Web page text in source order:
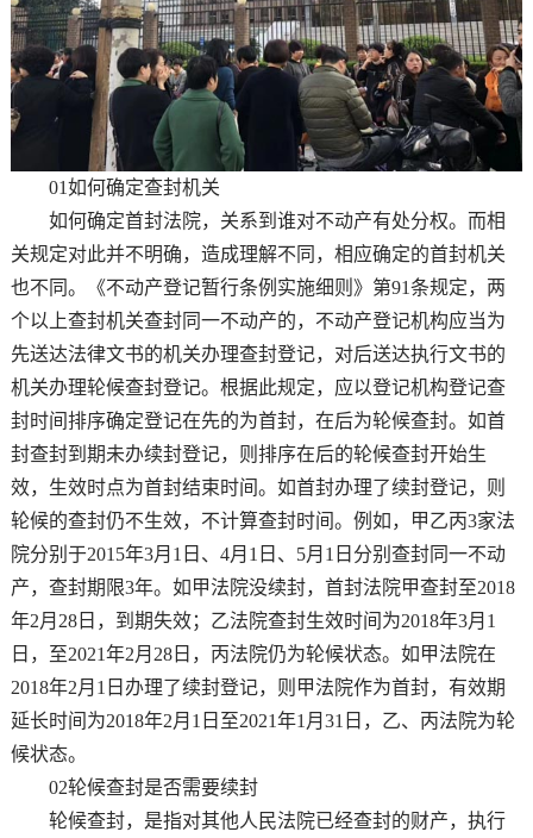
01如何确定查封机关
如何确定首封法院，关系到谁对不动产有处分权。而相
关规定对此并不明确，造成理解不同，相应确定的首封机关
也不同。《不动产登记暂行条例实施细则》第91条规定，两
个以上查封机关查封同一不动产的，不动产登记机构应当为
先送达法律文书的机关办理查封登记，对后送达执行文书的
机关办理轮候查封登记。根据此规定，应以登记机构登记查
封时间排序确定登记在先的为首封，在后为轮候查封。如首
封查封到期未办续封登记，则排序在后的轮候查封开始生
效，生效时点为首封结束时间。如首封办理了续封登记，则
轮候的查封仍不生效，不计算查封时间。例如，甲乙丙3家法
院分别于2015年3月1日、4月1日、5月1日分别查封同一不动
产，查封期限3年。如甲法院没续封，首封法院甲查封至2018
年2月28日，到期失效；乙法院查封生效时间为2018年3月1
日，至2021年2月28日，丙法院仍为轮候状态。如甲法院在
2018年2月1日办理了续封登记，则甲法院作为首封，有效期
延长时间为2018年2月1日至2021年1月31日，乙、丙法院为轮
候状态。
02轮候查封是否需要续封
轮候查封，是指对其他人民法院已经查封的财产，执行